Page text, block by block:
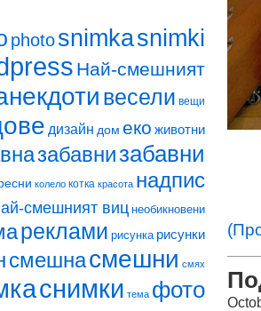
photosnimkasnimki
Най-смешният
весели вещи
дизайн дом еко животни
забавнизабавни
колело котка красота надпис
смешният виц необикновени
реклами рисунка рисунки
смешнасмешни смях
снимки тема фото